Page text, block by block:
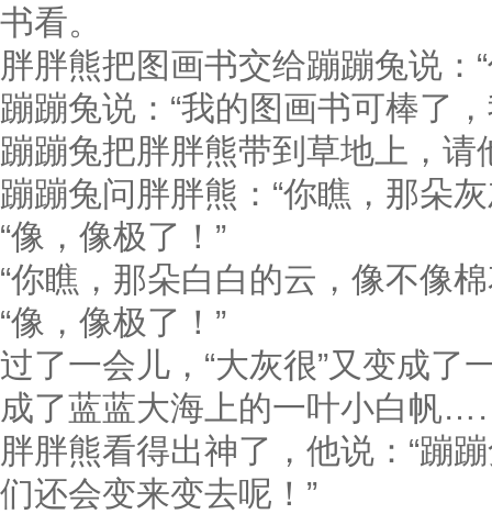
书看。
胖胖熊把图画书交给蹦蹦兔说：
蹦蹦兔说：“我的图画书可棒了
蹦蹦兔把胖胖熊带到草地上，
蹦蹦兔问胖胖熊：“你瞧，那朵
“像，像极了！”
“你瞧，那朵白白的云，像不像
“像，像极了！”
过了一会儿，“大灰很”又变成了
成了蓝蓝大海上的一叶小白帆
胖胖熊看得出神了，他说：“蹦
们还会变来变去呢！”